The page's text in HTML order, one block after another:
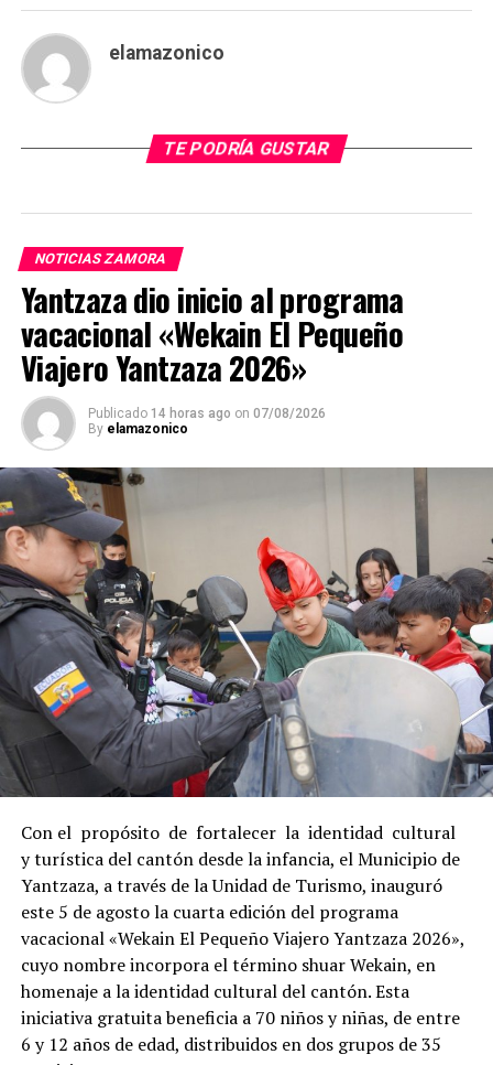
elamazonico
TE PODRÍA GUSTAR
NOTICIAS ZAMORA
Yantzaza dio inicio al programa
vacacional «Wekain El Pequeño
Viajero Yantzaza 2026»
Publicado 14 horas ago on 07/08/2026
By elamazonico
Con el propósito de fortalecer la identidad cultural
y turística del cantón desde la infancia, el Municipio de
Yantzaza, a través de la Unidad de Turismo, inauguró
este 5 de agosto la cuarta edición del programa
vacacional «Wekain El Pequeño Viajero Yantzaza 2026»,
cuyo nombre incorpora el término shuar Wekain, en
homenaje a la identidad cultural del cantón. Esta
iniciativa gratuita beneficia a 70 niños y niñas, de entre
6 y 12 años de edad, distribuidos en dos grupos de 35